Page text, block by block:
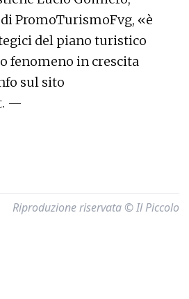
PromoTurismoFvg, «è
del piano turistico
fenomeno in crescita
sul sito
—
Riproduzione riservata © Il Piccolo